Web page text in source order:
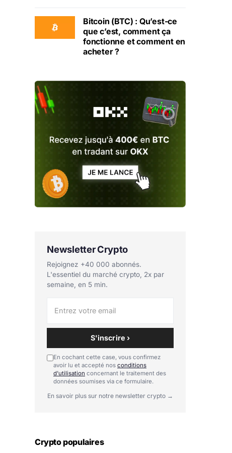
Bitcoin (BTC) : Qu’est-ce
que c’est, comment ça
fonctionne et comment en
acheter ?
Newsletter Crypto
Rejoignez +40 000 abonnés.
L'essentiel du marché crypto, 2x par
semaine, en 5 min.
S'inscrire ›
En cochant cette case, vous confirmez
avoir lu et accepté nos conditions
d'utilisation concernant le traitement des
données soumises via ce formulaire.
En savoir plus sur notre newsletter crypto →
Crypto populaires